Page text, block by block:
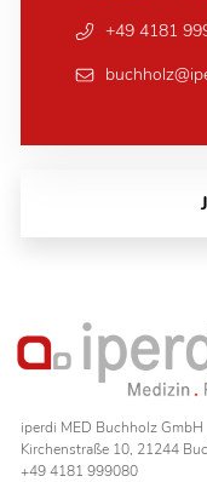
+49 4181
iperdi MED Buchholz GmbH
Kirchenstraße 10, 21244
+49 4181 999080